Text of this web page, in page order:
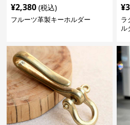
¥2,380 (税込)
フルーツ革製キーホルダー
¥
ラ
ル